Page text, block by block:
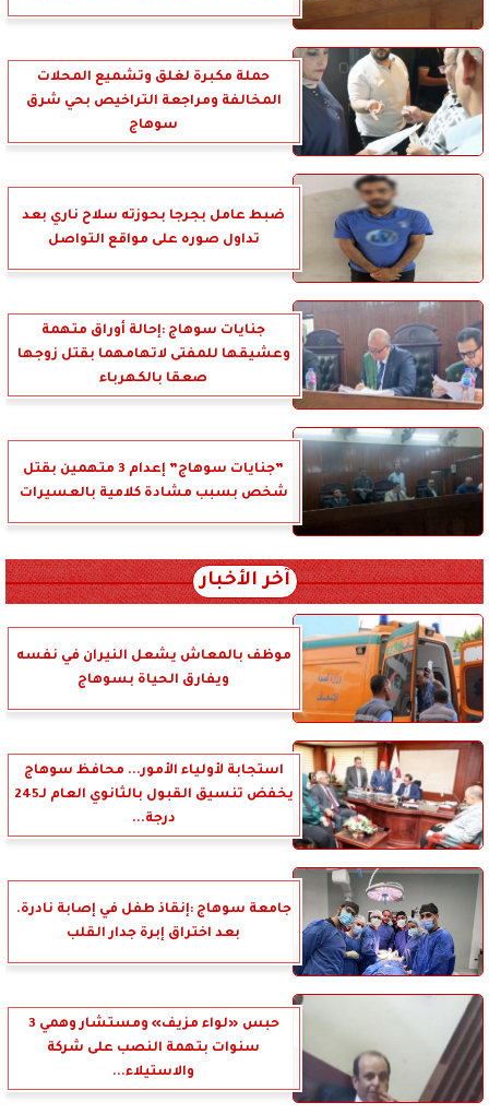
حملة مكبرة لغلق وتشميع المحلات
المخالفة ومراجعة التراخيص بحي شرق
سوهاج
ضبط عامل بجرجا بحوزته سلاح ناري بعد
تداول صوره على مواقع التواصل
جنايات سوهاج :إحالة أوراق متهمة
وعشيقها للمفتى لاتهامهما بقتل زوجها
صعقا بالكهرباء
”جنايات سوهاج” إعدام 3 متهمين بقتل
شخص بسبب مشادة كلامية بالعسيرات
آخر الأخبار
موظف بالمعاش يشعل النيران في نفسه
ويفارق الحياة بسوهاج
استجابة لأولياء الأمور... محافظ سوهاج
يخفض تنسيق القبول بالثانوي العام لـ245
درجة...
جامعة سوهاج :إنقاذ طفل في إصابة نادرة.
بعد اختراق إبرة جدار القلب
حبس «لواء مزيف» ومستشار وهمي 3
سنوات بتهمة النصب على شركة
والاستيلاء...